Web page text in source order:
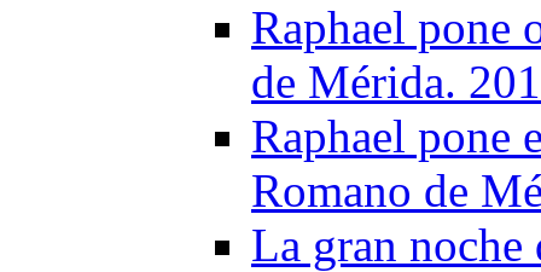
Raphael pone
de Mérida.
Raphael pone
Romano de
La gran noche